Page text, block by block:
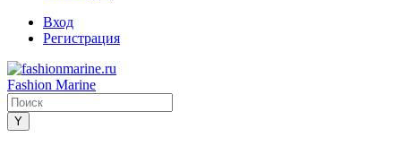
Вход
Регистрация
Fashion Marine